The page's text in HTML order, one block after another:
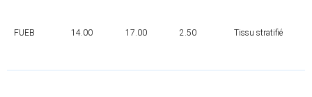
FUEB 14.00 17.00 2.50 Tissu stratifié